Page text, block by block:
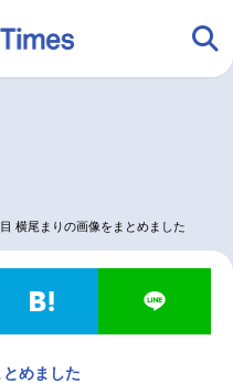
グッズ 映画
音楽 コスプレ
横尾まりの画像をまとめました
めました